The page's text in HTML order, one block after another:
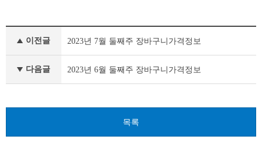
구
전
이전글 2023년 7월 둘째주 장바구니가격정보
다음글 2023년 6월 둘째주 장바구니가격정보
목록